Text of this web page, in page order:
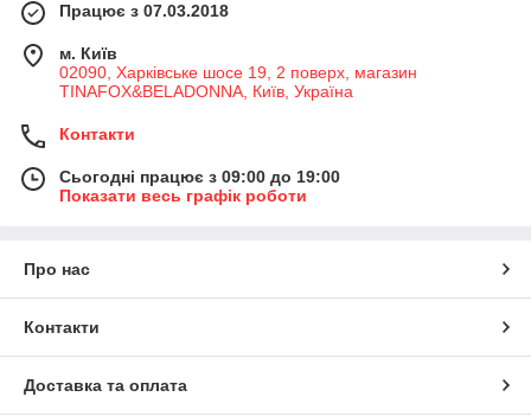
Працює з 07.03.2018
м. Київ
02090, Харківське шосе 19, 2 поверх, магазин
TINAFOX&BELADONNA, Київ, Україна
Контакти
Сьогодні працює з 09:00 до 19:00
Показати весь графік роботи
Про нас
Контакти
Доставка та оплата